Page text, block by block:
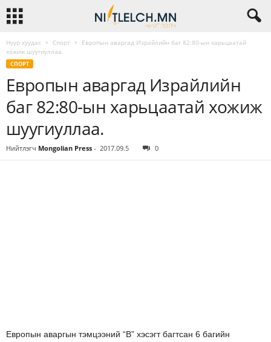
Нүүр хуудас Спорт
Европын аваргад Израйлийн баг 82:80-ын харьцаатай
хожиж шуугиуллаа.
СПОРТ
Европын аваргад Израйлийн
баг 82:80-ын харьцаатай хожиж
шуугиуллаа.
Нийтлэгч Mongolian Press - 2017.09.5 0
Европын аваргын тэмцээний “В” хэсэгт багтсан 6 багийн